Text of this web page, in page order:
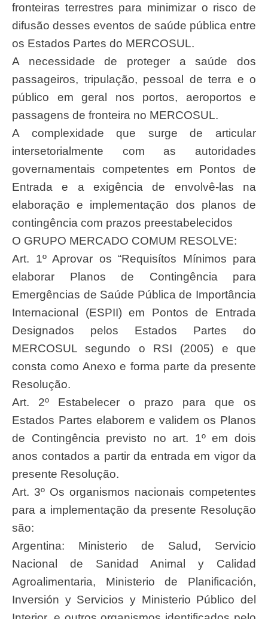
fronteiras terrestres para minimizar o risco de
difusão desses eventos de saúde pública entre
os Estados Partes do MERCOSUL.
A necessidade de proteger a saúde dos
passageiros, tripulação, pessoal de terra e o
público em geral nos portos, aeroportos e
passagens de fronteira no MERCOSUL.
A complexidade que surge de articular
intersetorialmente com as autoridades
governamentais competentes em Pontos de
Entrada e a exigência de envolvê-las na
elaboração e implementação dos planos de
contingência com prazos preestabelecidos
O GRUPO MERCADO COMUM RESOLVE:
Art. 1º Aprovar os “Requisítos Mínimos para
elaborar Planos de Contingência para
Emergências de Saúde Pública de Importância
Internacional (ESPII) em Pontos de Entrada
Designados pelos Estados Partes do
MERCOSUL segundo o RSI (2005) e que
consta como Anexo e forma parte da presente
Resolução.
Art. 2º Estabelecer o prazo para que os
Estados Partes elaborem e validem os Planos
de Contingência previsto no art. 1º em dois
anos contados a partir da entrada em vigor da
presente Resolução.
Art. 3º Os organismos nacionais competentes
para a implementação da presente Resolução
são:
Argentina: Ministerio de Salud, Servicio
Nacional de Sanidad Animal y Calidad
Agroalimentaria, Ministerio de Planificación,
Inversión y Servicios y Ministerio Público del